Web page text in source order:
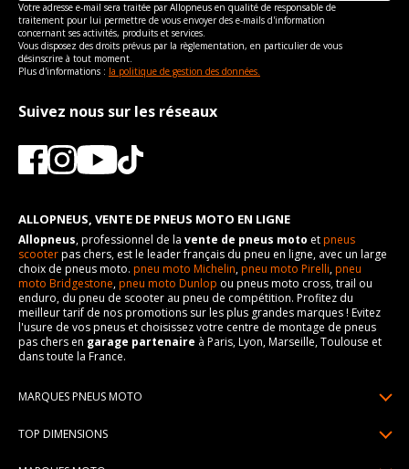
Votre adresse e-mail sera traitée par Allopneus en qualité de responsable de
traitement pour lui permettre de vous envoyer des e-mails d'information
concernant ses activités, produits et services.
Vous disposez des droits prévus par la règlementation, en particulier de vous
désinscrire à tout moment.
Plus d'informations : la politique de gestion des données.
Suivez nous sur les réseaux
ALLOPNEUS, VENTE DE PNEUS MOTO EN LIGNE
Allopneus, professionnel de la vente de pneus moto etpneus
scooterpas chers, est le leader français du pneu en ligne, avec un large
choix de pneus moto. pneu moto Michelin,pneu moto Pirelli,pneu
moto Bridgestone,pneu moto Dunlop ou pneus moto cross, trail ou
enduro, du pneu de scooter au pneu de compétition. Profitez du
meilleur tarif de nos promotions sur les plus grandes marques ! Evitez
l'usure de vos pneus et choisissez votre centre de montage de pneus
pas chers en garage partenaire à Paris, Lyon, Marseille, Toulouse et
dans toute la France.
MARQUES PNEUS MOTO
TOP DIMENSIONS